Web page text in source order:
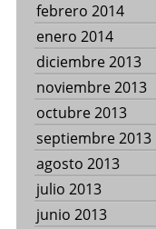
febrero 2014
enero 2014
diciembre 2013
noviembre 2013
octubre 2013
septiembre 2013
agosto 2013
julio 2013
junio 2013